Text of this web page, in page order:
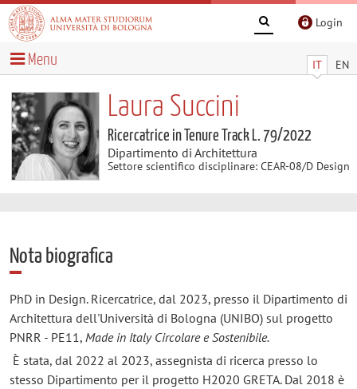
Login
IT EN
Menu
Laura Succini
Ricercatrice in Tenure Track L. 79/2022
Dipartimento di Architettura
Settore scientifico disciplinare: CEAR-08/D Design
Nota biografica
PhD in Design. Ricercatrice, dal 2023, presso il Dipartimento di
Architettura dell'Università di Bologna (UNIBO) sul progetto
PNRR - PE11, Made in Italy Circolare e Sostenibile.
È stata, dal 2022 al 2023, assegnista di ricerca presso lo
stesso Dipartimento per il progetto H2020 GRETA. Dal 2018 è